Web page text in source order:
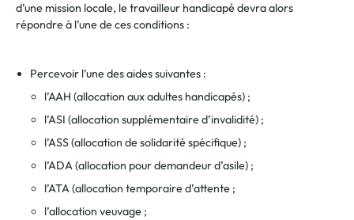
d’une mission locale, le travailleur handicapé devra alors
répondre à l’une de ces conditions :
Percevoir l’une des aides suivantes :
l’AAH (allocation aux adultes handicapés) ;
l’ASI (allocation supplémentaire d’invalidité) ;
l’ASS (allocation de solidarité spécifique) ;
l’ADA (allocation pour demandeur d’asile) ;
l’ATA (allocation temporaire d’attente ;
l’allocation veuvage ;